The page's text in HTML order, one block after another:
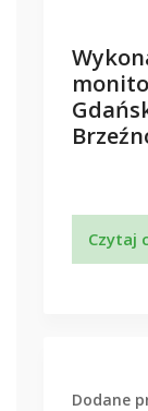
Czytaj
Dodane